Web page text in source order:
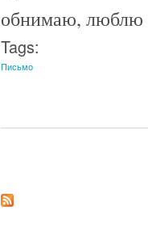
обнимаю, люблю
Tags:
Письмо